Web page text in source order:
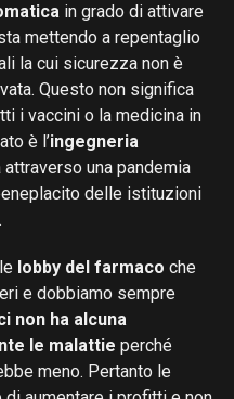
in grado di attivare
mettendo a repentaglio
la cui sicurezza non è
Questo non significa
i vaccini o la medicina in
è l’ingegneria
una pandemia
delle istituzioni
.
lobby del farmaco che
e dobbiamo sempre
non ha alcuna
le malattie perché
meno. Pertanto le